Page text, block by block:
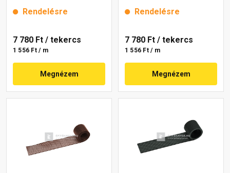
Rendelésre
7 780 Ft / tekercs
1 556 Ft / m
Megnézem
Rendelésre
7 780 Ft / tekercs
1 556 Ft / m
Megnézem